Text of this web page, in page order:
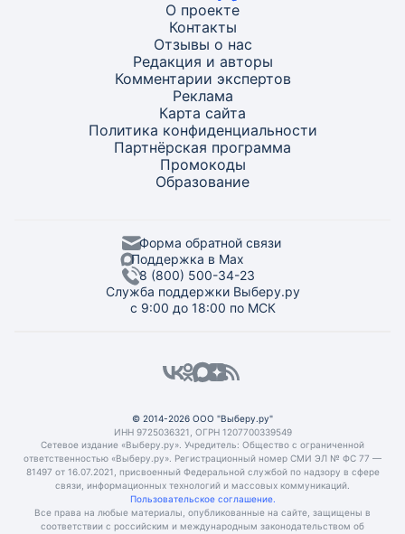
О проекте
Контакты
Отзывы о нас
Редакция и авторы
Комментарии экспертов
Реклама
Карта сайта
Политика конфиденциальности
Партнёрская программа
Промокоды
Образование
Форма обратной связи
Поддержка в Max
8 (800) 500-34-23
Служба поддержки Выберу.ру
с 9:00 до 18:00 по МСК
© 2014-2026 ООО "Выберу.ру"
ИНН 9725036321, ОГРН 1207700339549
Сетевое издание «Выберу.ру». Учредитель: Общество с ограниченной
ответственностью «Выберу.ру». Регистрационный номер СМИ ЭЛ № ФС 77 —
81497 от 16.07.2021, присвоенный Федеральной службой по надзору в сфере
связи, информационных технологий и массовых коммуникаций.
Пользовательское соглашение.
Все права на любые материалы, опубликованные на сайте, защищены в
соответствии с российским и международным законодательством об